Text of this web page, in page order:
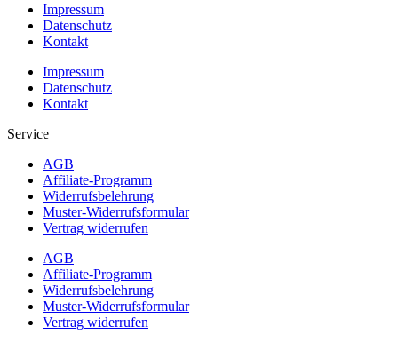
Impressum
Datenschutz
Kontakt
Impressum
Datenschutz
Kontakt
Service
AGB
Affiliate-Programm
Widerrufsbelehrung
Muster-Widerrufsformular
Vertrag widerrufen
AGB
Affiliate-Programm
Widerrufsbelehrung
Muster-Widerrufsformular
Vertrag widerrufen